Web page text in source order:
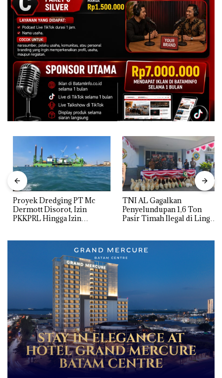
Proyek Dredging PT Mc
Dermott Disorot, Izin
PKKPRL Hingga Izin
TNI AL Gagalkan
Penyelundupan 1,6 Ton
Pasir Timah Ilegal di Lingga,
Diselundupkan ke Malaysia